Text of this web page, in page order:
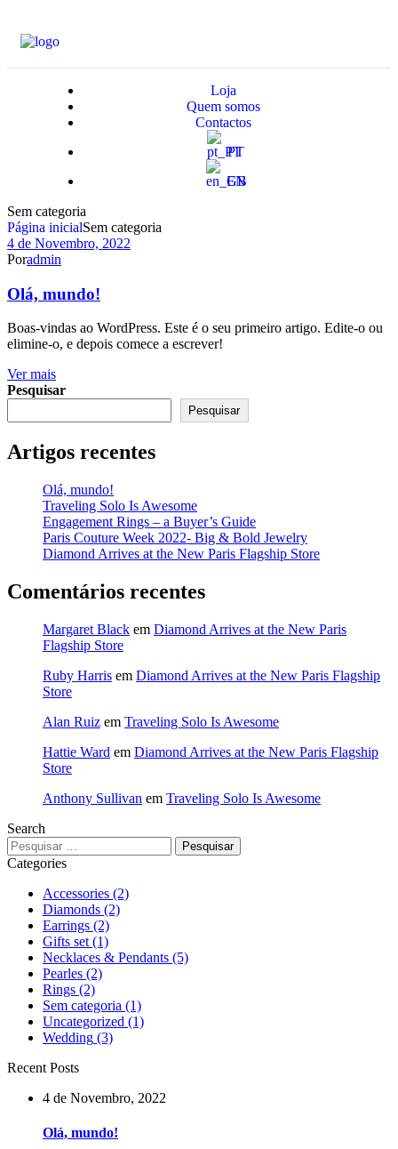
Loja
Quem somos
Contactos
PT
EN
Sem categoria
Página inicialSem categoria
4 de Novembro, 2022
Poradmin
Olá, mundo!
Boas-vindas ao WordPress. Este é o seu primeiro artigo. Edite-o ou
elimine-o, e depois comece a escrever!
Ver mais
Pesquisar
Pesquisar
Artigos recentes
Olá, mundo!
Traveling Solo Is Awesome
Engagement Rings – a Buyer’s Guide
Paris Couture Week 2022- Big & Bold Jewelry
Diamond Arrives at the New Paris Flagship Store
Comentários recentes
Margaret Black em Diamond Arrives at the New Paris
Flagship Store
Ruby Harris em Diamond Arrives at the New Paris Flagship
Store
Alan Ruiz em Traveling Solo Is Awesome
Hattie Ward em Diamond Arrives at the New Paris Flagship
Store
Anthony Sullivan em Traveling Solo Is Awesome
Search
Categories
Accessories (2)
Diamonds (2)
Earrings (2)
Gifts set (1)
Necklaces & Pendants (5)
Pearles (2)
Rings (2)
Sem categoria (1)
Uncategorized (1)
Wedding (3)
Recent Posts
4 de Novembro, 2022
Olá, mundo!